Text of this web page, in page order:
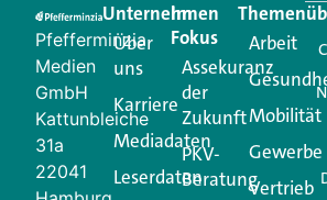
Creator für Ihre
Ihren Vertriebsalltag leichter macht.
Login.
Jetzt anmelden
Pfefferminzia
Medien
GmbH
Kattunbleiche
31a
22041
Unternehmen
Über
uns
Karriere
Mediadaten
Leserdaten
Im
Fokus
Assekuranz
der
Zukunft
PKV-
Beratung
Arbeit
Mobilität
Gewerbe
Vertrieb